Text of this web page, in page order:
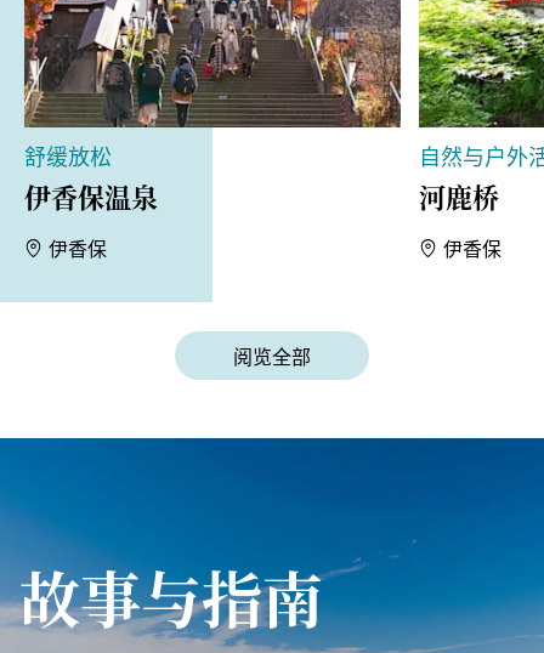
舒缓放松
伊香保温泉
伊香保
自然与户外
河鹿桥
伊香保
阅览全部
故事与指南